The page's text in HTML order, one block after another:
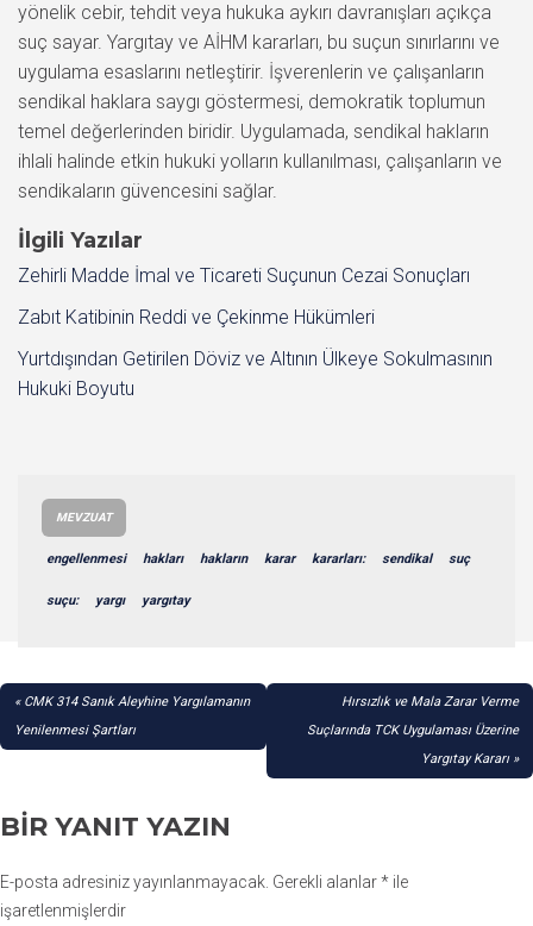
yönelik cebir, tehdit veya hukuka aykırı davranışları açıkça
suç sayar. Yargıtay ve AİHM kararları, bu suçun sınırlarını ve
uygulama esaslarını netleştirir. İşverenlerin ve çalışanların
sendikal haklara saygı göstermesi, demokratik toplumun
temel değerlerinden biridir. Uygulamada, sendikal hakların
ihlali halinde etkin hukuki yolların kullanılması, çalışanların ve
sendikaların güvencesini sağlar.
İlgili Yazılar
Zehirli Madde İmal ve Ticareti Suçunun Cezai Sonuçları
Zabıt Katibinin Reddi ve Çekinme Hükümleri
Yurtdışından Getirilen Döviz ve Altının Ülkeye Sokulmasının
Hukuki Boyutu
MEVZUAT
engellenmesi hakları hakların karar kararları: sendikal suç
suçu: yargı yargıtay
YAZI
GEZINMESI
CMK 314 Sanık Aleyhine Yargılamanın
Yenilenmesi Şartları
Hırsızlık ve Mala Zarar Verme
Suçlarında TCK Uygulaması Üzerine
Yargıtay Kararı
BIR YANIT YAZIN
E-posta adresiniz yayınlanmayacak. Gerekli alanlar* ile
işaretlenmişlerdir